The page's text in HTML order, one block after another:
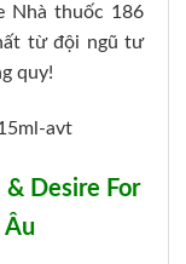
Nhà thuốc 186
từ đội ngũ tư
quy!
Desire For
Âu